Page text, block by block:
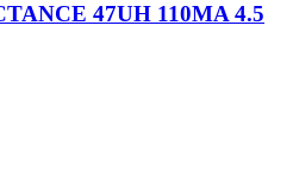
47UH 110MA 4.5